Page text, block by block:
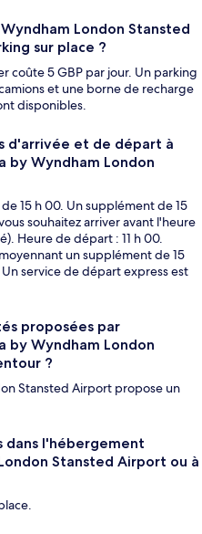
London Stansted
sur place ?
coûte 5 GBP par jour. Un parking
et une borne de recharge
disponibles.
d'arrivée et de départ à
by Wyndham London
15 h 00. Un supplément de 15
souhaitez arriver avant l'heure
Heure de départ : 11 h 00.
un supplément de 15
service de départ express est
proposées par
by Wyndham London
?
Stansted Airport propose un
dans l'hébergement
Stansted Airport ou à